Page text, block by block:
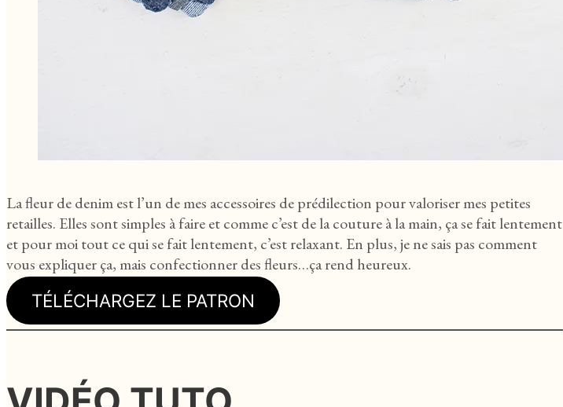
La fleur de denim est l’un de mes accessoires de prédilection pour valoriser mes petites
retailles. Elles sont simples à faire et comme c’est de la couture à la main, ça se fait lentement
et pour moi tout ce qui se fait lentement, c’est relaxant. En plus, je ne sais pas comment
vous expliquer ça, mais confectionner des fleurs…ça rend heureux.
TÉLÉCHARGEZ LE PATRON